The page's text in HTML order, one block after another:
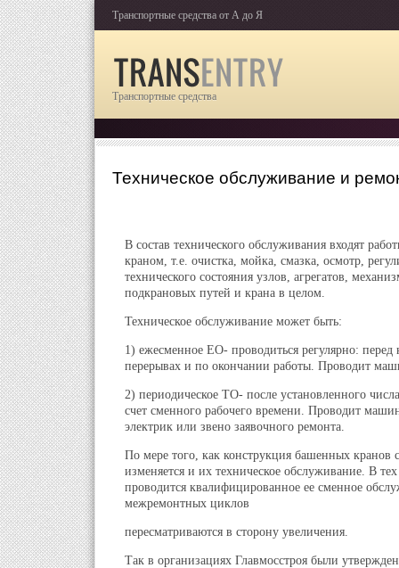
Транспортные средства от А до Я
Транспортные средства
Техническое обслуживание и
В состав технического обслуживания входят
краном, т.е. очистка, мойка, смазка, осмотр,
технического состояния узлов, агрегатов,
подкрановых путей и крана в целом.
Техническое обслуживание может быть:
1) ежесменное ЕО- проводиться регулярно: перед
перерывах и по окончании работы. Проводит
2) периодическое ТО- после установленного
счет сменного рабочего времени. Проводит
электрик или звено заявочного ремонта.
По мере того, как конструкция башенных кранов
изменяется и их техническое обслуживание. В
проводится квалифицированное ее сменное
межремонтных циклов
пересматриваются в сторону увеличения.
Так в организациях Главмосстроя были